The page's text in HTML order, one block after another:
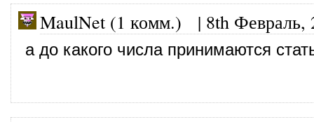
MaulNet (1 комм.) | 8th Февраль,
а до какого числа принимаются